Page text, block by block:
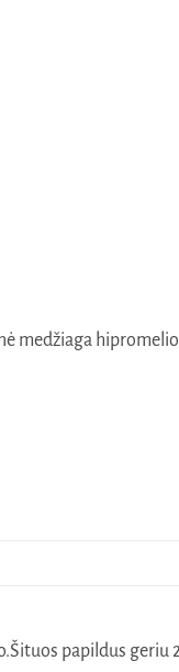
medžiaga
papildus